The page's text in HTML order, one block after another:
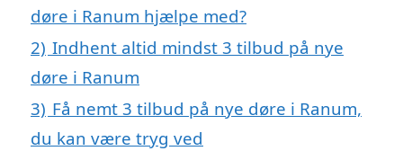
døre i Ranum hjælpe med?
2) Indhent altid mindst 3 tilbud på nye
døre i Ranum
3) Få nemt 3 tilbud på nye døre i Ranum,
du kan være tryg ved